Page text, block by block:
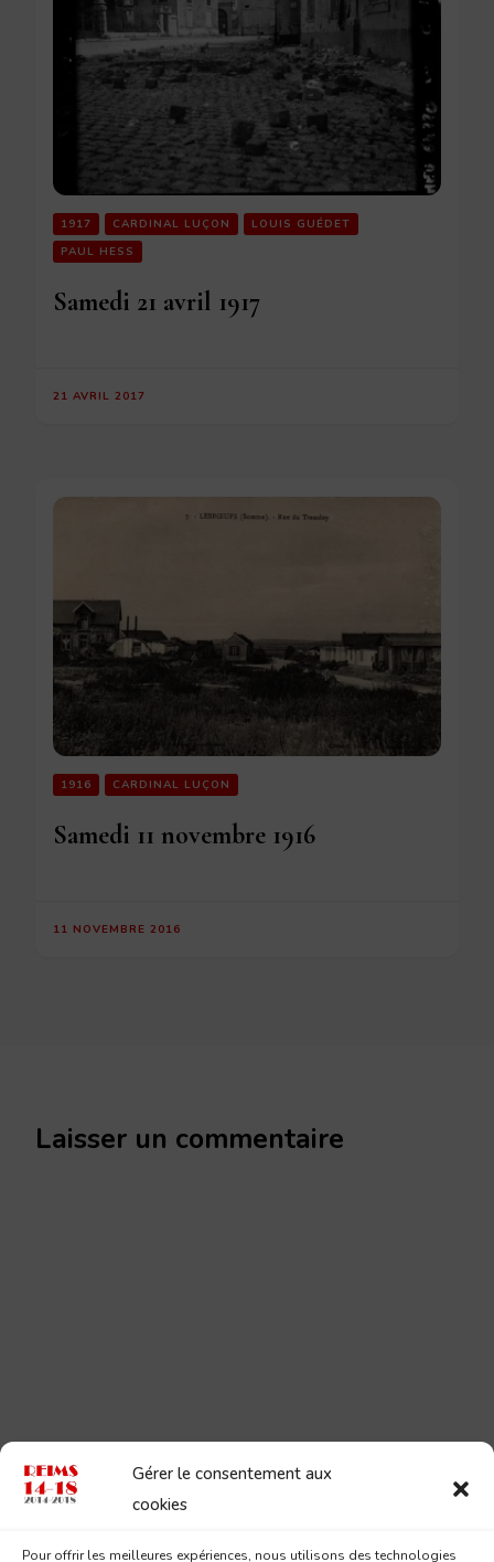
Gérer le consentement aux
cookies
Pour offrir les meilleures expériences, nous utilisons des technologies
1917 CARDINAL LUÇON
LOUIS GUÉDET
PAUL HESS
Samedi 21 avril 1917
21 AVRIL 2017
1916 CARDINAL LUÇON
Samedi 11 novembre 1916
11 NOVEMBRE 2016
Laisser un commentaire